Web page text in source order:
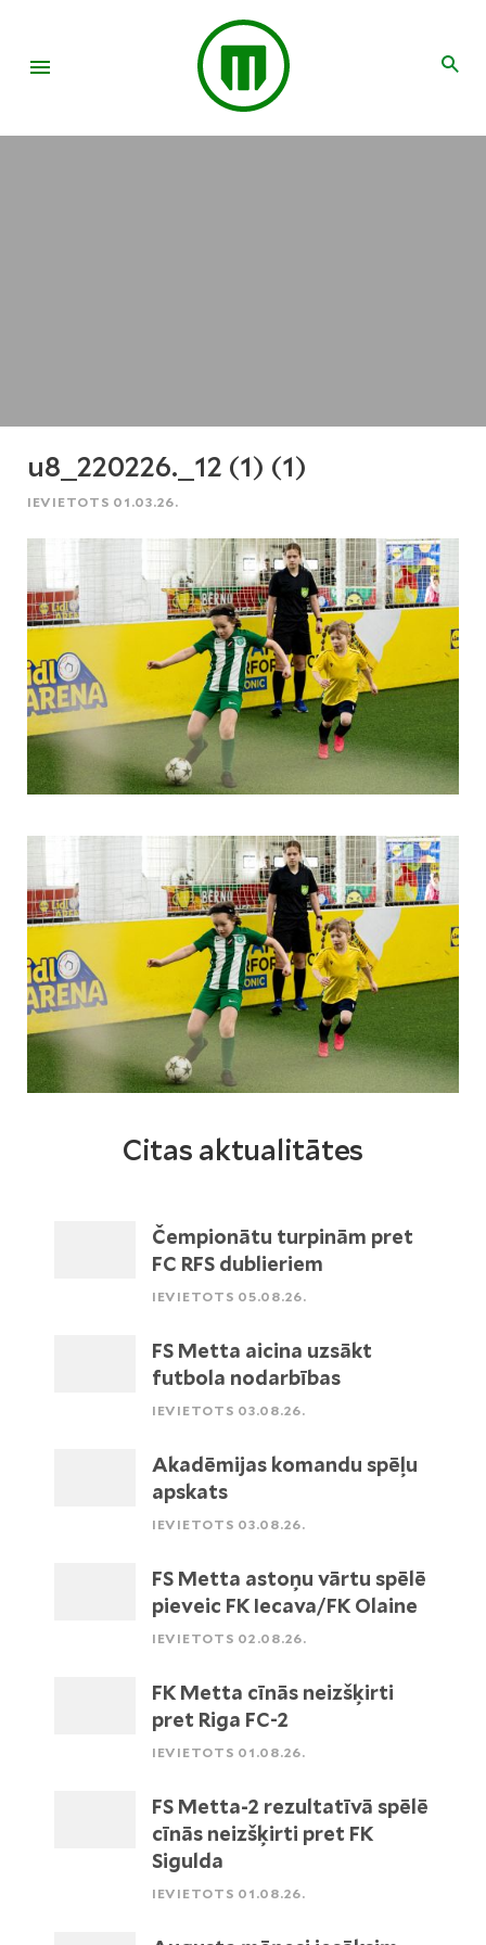
u8_220226._12 (1) (1)
IEVIETOTS 01.03.26.
Citas aktualitātes
Čempionātu turpinām pret
FC RFS dublieriem
IEVIETOTS 05.08.26.
FS Metta aicina uzsākt
futbola nodarbības
IEVIETOTS 03.08.26.
Akadēmijas komandu spēļu
apskats
IEVIETOTS 03.08.26.
FS Metta astoņu vārtu spēlē
pieveic FK Iecava/FK Olaine
IEVIETOTS 02.08.26.
FK Metta cīnās neizšķirti
pret Riga FC-2
IEVIETOTS 01.08.26.
FS Metta-2 rezultatīvā spēlē
cīnās neizšķirti pret FK
Sigulda
IEVIETOTS 01.08.26.